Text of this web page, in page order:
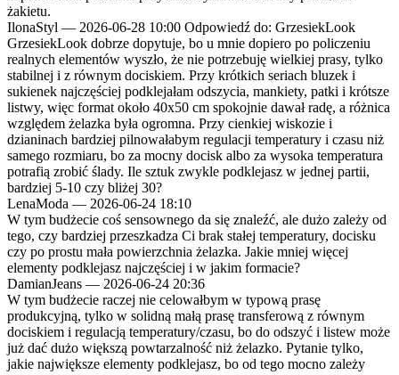
żakietu.
IlonaStyl — 2026-06-28 10:00 Odpowiedź do: GrzesiekLook
GrzesiekLook dobrze dopytuje, bo u mnie dopiero po policzeniu
realnych elementów wyszło, że nie potrzebuję wielkiej prasy, tylko
stabilnej i z równym dociskiem. Przy krótkich seriach bluzek i
sukienek najczęściej podklejałam odszycia, mankiety, patki i krótsze
listwy, więc format około 40x50 cm spokojnie dawał radę, a różnica
względem żelazka była ogromna. Przy cienkiej wiskozie i
dzianinach bardziej pilnowałabym regulacji temperatury i czasu niż
samego rozmiaru, bo za mocny docisk albo za wysoka temperatura
potrafią zrobić ślady. Ile sztuk zwykle podklejasz w jednej partii,
bardziej 5-10 czy bliżej 30?
LenaModa — 2026-06-24 18:10
W tym budżecie coś sensownego da się znaleźć, ale dużo zależy od
tego, czy bardziej przeszkadza Ci brak stałej temperatury, docisku
czy po prostu mała powierzchnia żelazka. Jakie mniej więcej
elementy podklejasz najczęściej i w jakim formacie?
DamianJeans — 2026-06-24 20:36
W tym budżecie raczej nie celowałbym w typową prasę
produkcyjną, tylko w solidną małą prasę transferową z równym
dociskiem i regulacją temperatury/czasu, bo do odszyć i listew może
już dać dużo większą powtarzalność niż żelazko. Pytanie tylko,
jakie największe elementy podklejasz, bo od tego mocno zależy